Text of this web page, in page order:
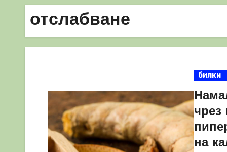
отслабване
билки
чрез
на